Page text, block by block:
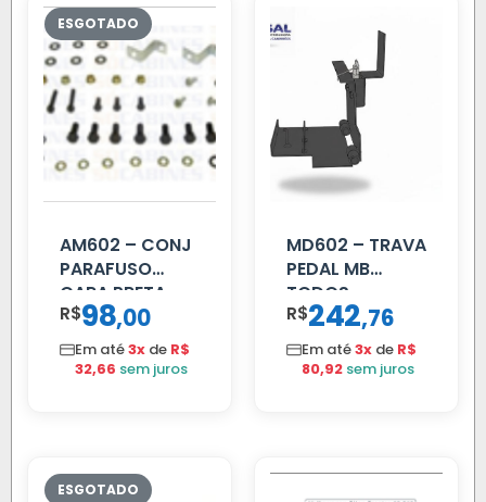
AM602 – CONJ
PARAFUSO
CARA PRETA
PARCIAL
R$98,00
Em até3x de R$
32,66 sem juros
MD602 – TRAVA
PEDAL MB
TODOS
R$242,76
Em até3x de R$
80,92 sem juros